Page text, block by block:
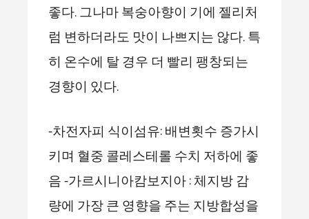
좋다. 그나마 복숭아향이 기에 젤리처
럼 변하더라도 맛이 나쁘지는 않다. 특
히 온수에 탈 경우 더 빨리 팽창되는
경향이 있다.
-차전자피 식이섬유: 배변횟수 증가시
키며 혈중 콜레스테롤 수치 저하에 좋
음 -가르시니아캄보지아 : 체지방 감
량에 가장 큰 영향을 주는 지방합성을